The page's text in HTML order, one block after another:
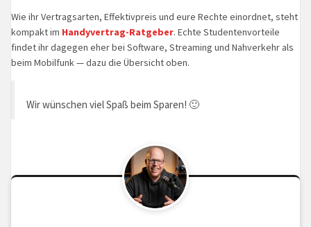
Wie ihr Vertragsarten, Effektivpreis und eure Rechte einordnet, steht
kompakt im Handyvertrag-Ratgeber. Echte Studentenvorteile
findet ihr dagegen eher bei Software, Streaming und Nahverkehr als
beim Mobilfunk — dazu die Übersicht oben.
Wir wünschen viel Spaß beim Sparen! 🙂